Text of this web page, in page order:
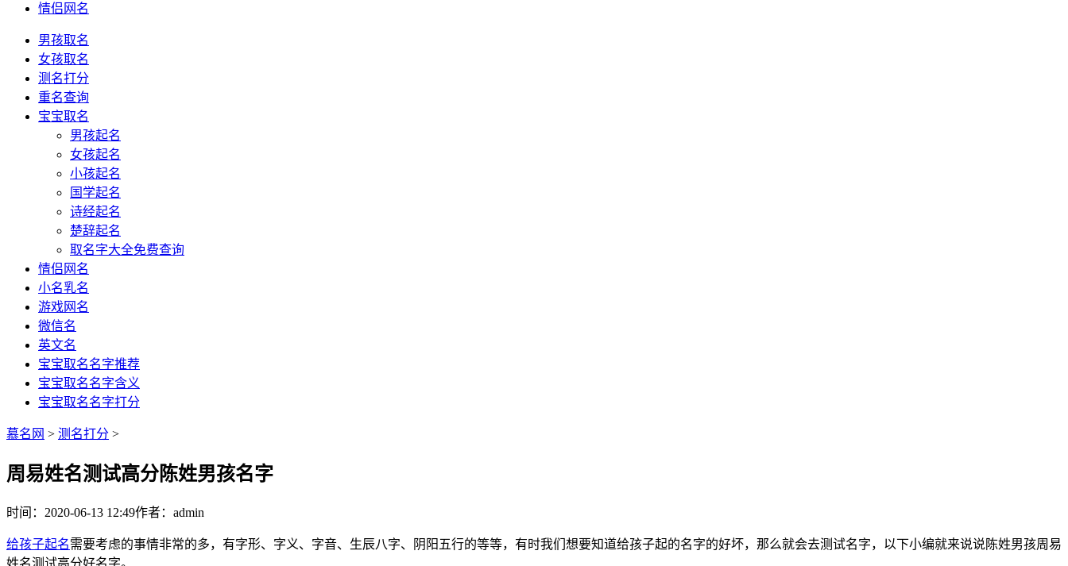
情侣网名
男孩取名
女孩取名
测名打分
重名查询
宝宝取名
男孩起名
女孩起名
小孩起名
国学起名
诗经起名
楚辞起名
取名字大全免费查询
情侣网名
小名乳名
游戏网名
微信名
英文名
宝宝取名名字推荐
宝宝取名名字含义
宝宝取名名字打分
慕名网 > 测名打分 >
周易姓名测试高分陈姓男孩名字
时间：2020-06-13 12:49作者：admin
给孩子起名需要考虑的事情非常的多，有字形、字义、字音、生辰八字、阴阳五行的等等，有时我们想要知道给孩子起的名字的好坏，那么就会去测试名字，以下小编就来说说陈姓男孩周易
姓名测试高分好名字。